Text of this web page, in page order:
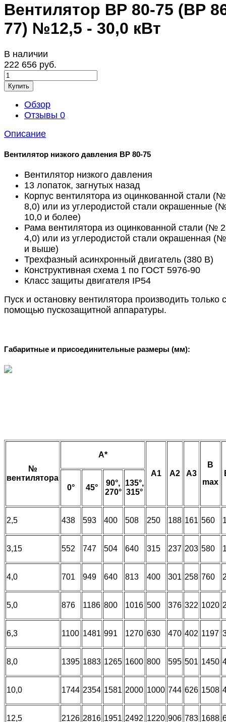
Вентилятор ВР 80-75 (ВР
77) №12,5 - 30,0 кВт
В наличии
222 656 руб.
Купить
Обзор
Отзывы 0
Описание
Вентилятор низкого давления ВР 80-75
Вентилятор низкого давления
13 лопаток, загнутых назад
Корпус вентилятора из оцинкованной стали
8,0) или из углеродистой стали окрашенные
10,0 и более)
Рама вентилятора из оцинкованной стали (№
4,0) или из углеродистой стали окрашенная
и выше)
Трехфазный асинхронный двигатель (380 В)
Конструктивная схема 1 по ГОСТ 5976-90
Класс защиты двигателя IP54
Пуск и остановку вентилятора производить только с
помощью пускозащитной аппаратуры.
Габаритные и присоединительные размеры (мм):
№
вентилятора
A*
А1 А2 А3
В
max
0°
45°
90°,
270°
135°,
315°
2,5 438 593 400 508 250 188 161 560
3,15 552 747 504 640 315 237 203 580
4,0 701 949 640 813 400 301 258 760
5,0 876 1186 800 1016 500 376 322 1020
6,3 1100 1481 991 1270 630 470 402 1197
8,0 1395 1883 1265 1600 800 595 501 1450
10,0 1744 2354 1581 2000 1000 744 626 1508
12,5 2126 2816 1951 2492 1220 906 783 1688